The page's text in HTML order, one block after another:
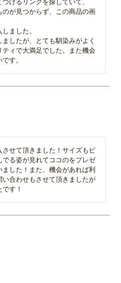
けるリングを探していて、
が見つからず、この商品の画
ました。
したが、とても馴染みがよく
ィで大満足でした。また機会
す。
せて頂きました！サイズもピ
でる姿が見れてココのをプレゼ
した！また、機会があれば利
合わせもさせて頂きましたが
す！